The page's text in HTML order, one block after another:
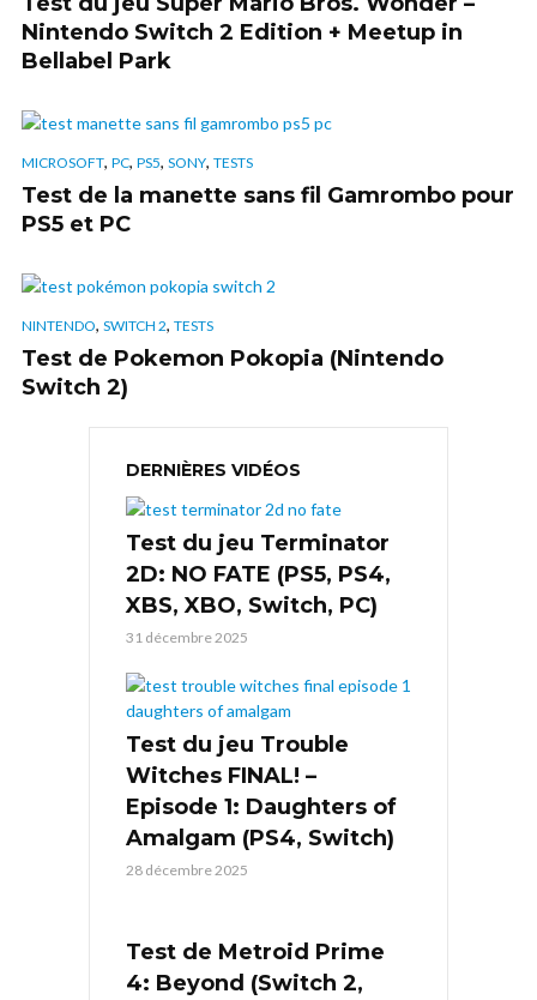
Nintendo Switch 2 Edition + Meetup in
Bellabel Park
MICROSOFT, PC, PS5, SONY, TESTS
Test de la manette sans fil Gamrombo pour
PS5 et PC
NINTENDO, SWITCH 2, TESTS
Test de Pokemon Pokopia (Nintendo
Switch 2)
DERNIÈRES VIDÉOS
Test du jeu Terminator
2D: NO FATE (PS5, PS4,
XBS, XBO, Switch, PC)
31 décembre 2025
Test du jeu Trouble
Witches FINAL! –
Episode 1: Daughters of
Amalgam (PS4, Switch)
28 décembre 2025
Test de Metroid Prime
4: Beyond (Switch 2,